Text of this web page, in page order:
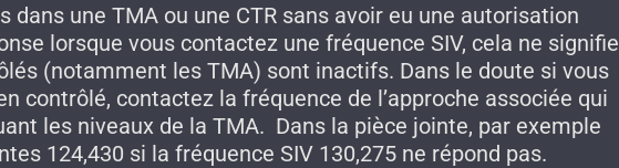
dans une TMA ou une CTR sans avoir eu une autorisation
lorsque vous contactez une fréquence SIV, cela ne signifie
(notamment les TMA) sont inactifs. Dans le doute si vous
contrôlé, contactez la fréquence de l’approche associée qui
les niveaux de la TMA. Dans la pièce jointe, par exemple
124,430 si la fréquence SIV 130,275 ne répond pas.